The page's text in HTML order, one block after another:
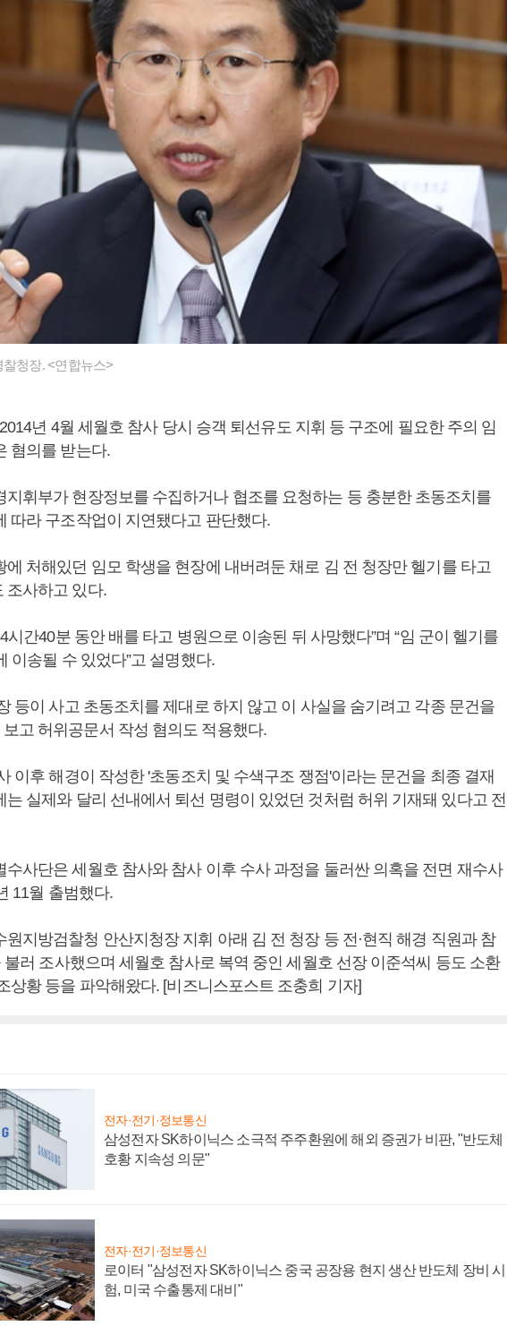
청장. <연합뉴스>
년 4월 세월호 참사 당시 승객 퇴선유도 지휘 등 구조에 필요한 주의 임
혐의를 받는다.
지휘부가 현장정보를 수집하거나 협조를 요청하는 등 충분한 초동조치를
따라 구조작업이 지연됐다고 판단했다.
에 처해있던 임모 학생을 현장에 내버려둔 채로 김 전 청장만 헬기를 타고
조사하고 있다.
시간40분 동안 배를 타고 병원으로 이송된 뒤 사망했다”며 “임 군이 헬기를
이송될 수 있었다”고 설명했다.
등이 사고 초동조치를 제대로 하지 않고 이 사실을 숨기려고 각종 문건을
고 허위공문서 작성 혐의도 적용했다.
이후 해경이 작성한 '초동조치 및 수색구조 쟁점'이라는 문건을 최종 결재
는 실제와 달리 선내에서 퇴선 명령이 있었던 것처럼 허위 기재돼 있다고 전
수사단은 세월호 참사와 참사 이후 수사 과정을 둘러싼 의혹을 전면 재수사
11월 출범했다.
원지방검찰청 안산지청장 지휘 아래 김 전 청장 등 전·현직 해경 직원과 참
불러 조사했으며 세월호 참사로 복역 중인 세월호 선장 이준석씨 등도 소환
상황 등을 파악해왔다. [비즈니스포스트 조충희 기자]
전자·전기·정보통신
삼성전자 SK하이닉스 소극적 주주환원에 해외 증권가 비판, "반도체
호황 지속성 의문"
전자·전기·정보통신
로이터 "삼성전자 SK하이닉스 중국 공장용 현지 생산 반도체 장비 시
험, 미국 수출통제 대비"